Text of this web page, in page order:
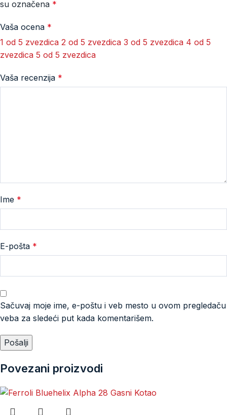
su označena *
Vaša ocena *
1 od 5 zvezdica 2 od 5 zvezdica 3 od 5 zvezdica 4 od 5
zvezdica 5 od 5 zvezdica
Vaša recenzija *
Ime *
E-pošta *
Sačuvaj moje ime, e-poštu i veb mesto u ovom pregledaču
veba za sledeći put kada komentarišem.
Povezani proizvodi